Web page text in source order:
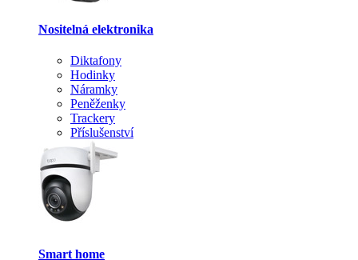
Nositelná elektronika
Diktafony
Hodinky
Náramky
Peněženky
Trackery
Příslušenství
Smart home